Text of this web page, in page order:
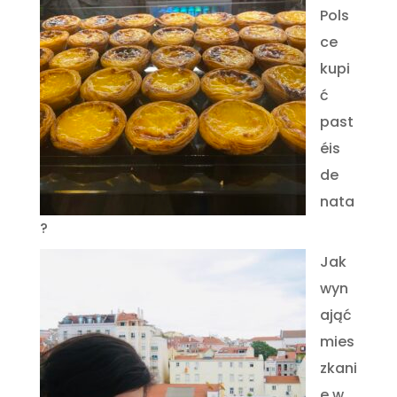
Pols
ce
kupi
ć
past
éis
de
nata
?
Jak
wyn
ająć
mies
zkani